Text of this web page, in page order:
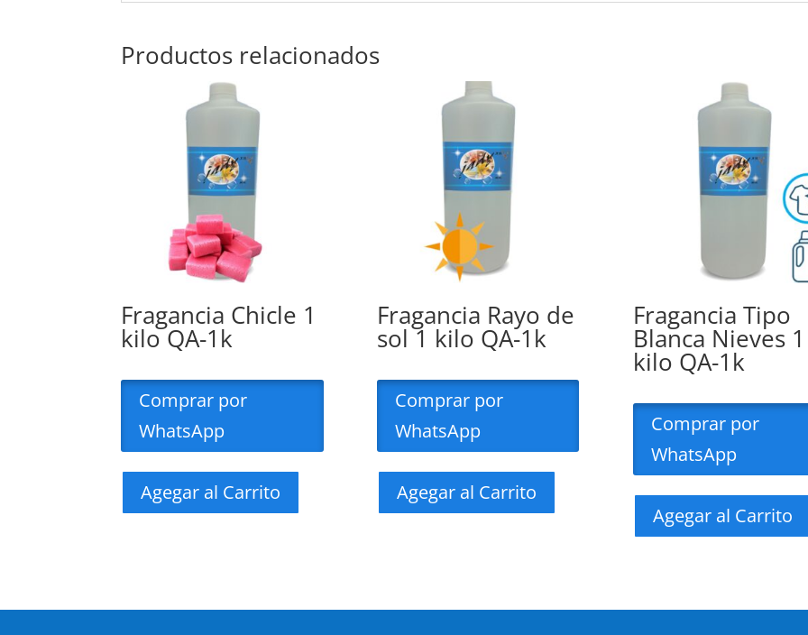
Productos relacionados
Fragancia Chicle 1
kilo QA-1k
Comprar por
WhatsApp
Agegar al Carrito
Fragancia Rayo de
sol 1 kilo QA-1k
Comprar por
WhatsApp
Agegar al Carrito
Fragancia Tipo
Blanca Nieves 1
kilo QA-1k
Comprar por
WhatsApp
Agegar al Carrito